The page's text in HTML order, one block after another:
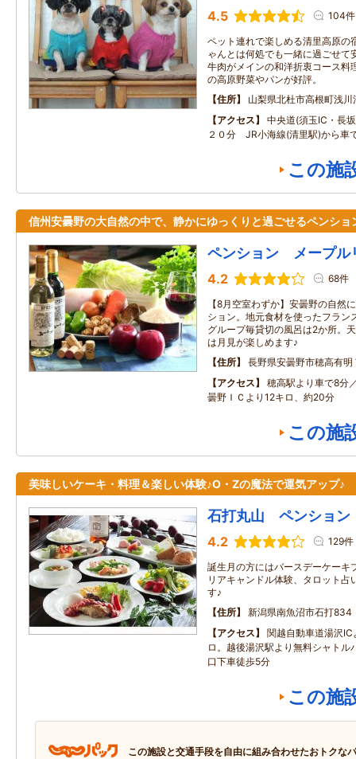
4.5 104件
ペット連れで楽しめる清里高原の
ゃんとは何処でも一緒に過ごせて
牛肉がメインの和洋折衷コース料
の高原野菜やパンが好評。
住所
山梨県北杜市高根町浅
アクセス
中央道(須玉IC・長
２０分 JR小海線(清里駅)から車
この施
信州安曇野の大自然の中で、静かにゆっくりと過ごせるペンショ
ペンション メープル
4.2 68件
【8月空室わずか】安曇野の自然
ション。地元食材を使ったフラン
グループ毎貸切の風呂は2か所。
は月見が楽しめます♪
住所
長野県安曇野市穂高有明
アクセス
穂高駅より車で8分
曇野ＩＣより12キロ、約20分
この施
美味しいケーキ・料理＆楽しい体験♪O・Zの魔法で運気アップ♪
石打丸山 ペンショ
4.2 129件
誕生月の方にはバースデーケーキ
リアキャンドル体験、タロット占
す♪
住所
新潟県南魚沼市石打834
アクセス
関越自動車道湯沢
ロ。越後湯沢駅より無料シャトル
口下車徒歩5分
この施
この施設と交通手段を自由に組み合わせたおトクな